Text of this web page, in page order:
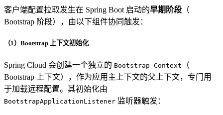
客户端配置拉取发生在 Spring Boot 启动的早期阶段 （
Bootstrap 阶段），由以下组件协同触发：
（1）Bootstrap 上下文初始化
Spring Cloud 会创建一个独立的 Bootstrap Context
（
Bootstrap 上下文），作为应用主上下文的父上下文，专门用
于加载远程配置。其初始化由
BootstrapApplicationListener 监听器触发：